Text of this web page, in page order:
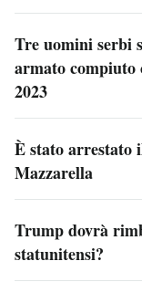
Tre uomini serbi
armato compiuto
2023
È stato arrestato
Mazzarella
Trump dovrà
statunitensi?